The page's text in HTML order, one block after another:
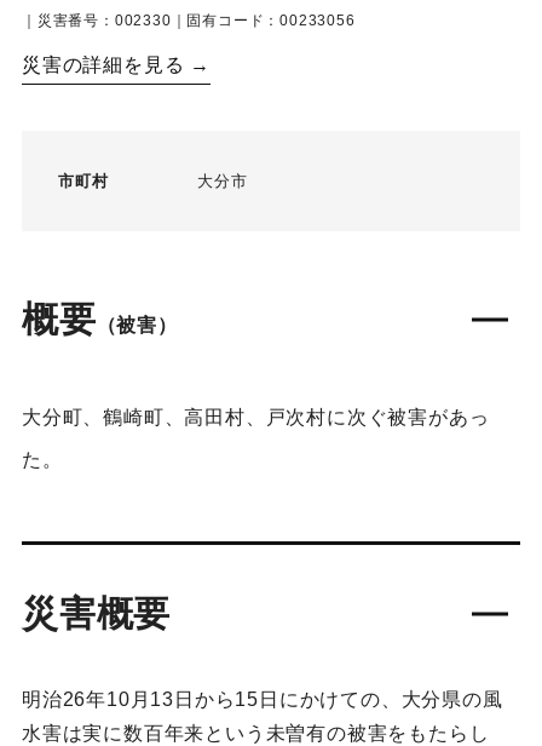
｜災害番号：002330｜固有コード：00233056
災害の詳細を見る →
市町村 大分市
概要 （被害）
大分町、鶴崎町、高田村、戸次村に次ぐ被害があっ
た。
災害概要
明治26年10月13日から15日にかけての、大分県の風
水害は実に数百年来という未曽有の被害をもたらし